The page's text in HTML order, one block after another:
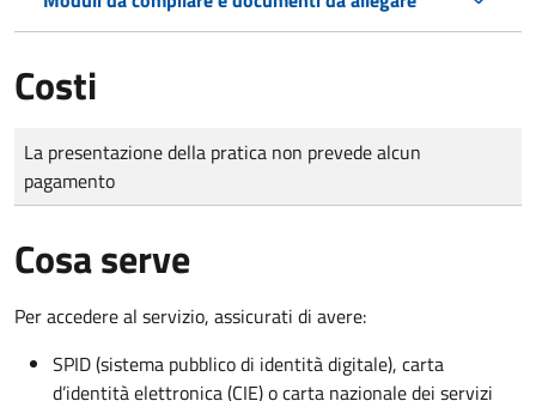
Costi
Tipo di pagamento
Importo
La presentazione della pratica non prevede alcun
pagamento
Cosa serve
Per accedere al servizio, assicurati di avere:
SPID (sistema pubblico di identità digitale), carta
d’identità elettronica (CIE) o carta nazionale dei servizi